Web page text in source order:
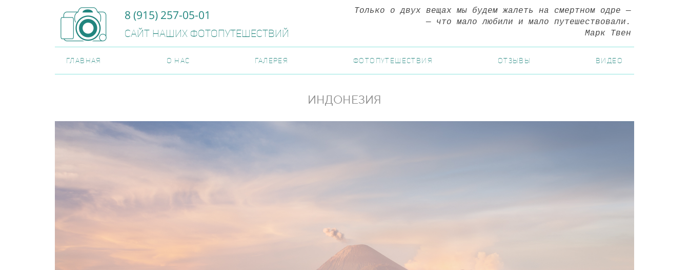
8 (915) 257-05-01
Сайт наших фотопутешествий
Только о двух вещах мы будем жалеть на смертном одре —
— что мало любили и мало путешествовали.
Марк Твен
ГЛАВНАЯ О НАС ГАЛЕРЕЯ ФОТОПУТЕШЕСТВИЯ ОТЗЫВЫ ВИДЕО
ИНДОНЕЗИЯ